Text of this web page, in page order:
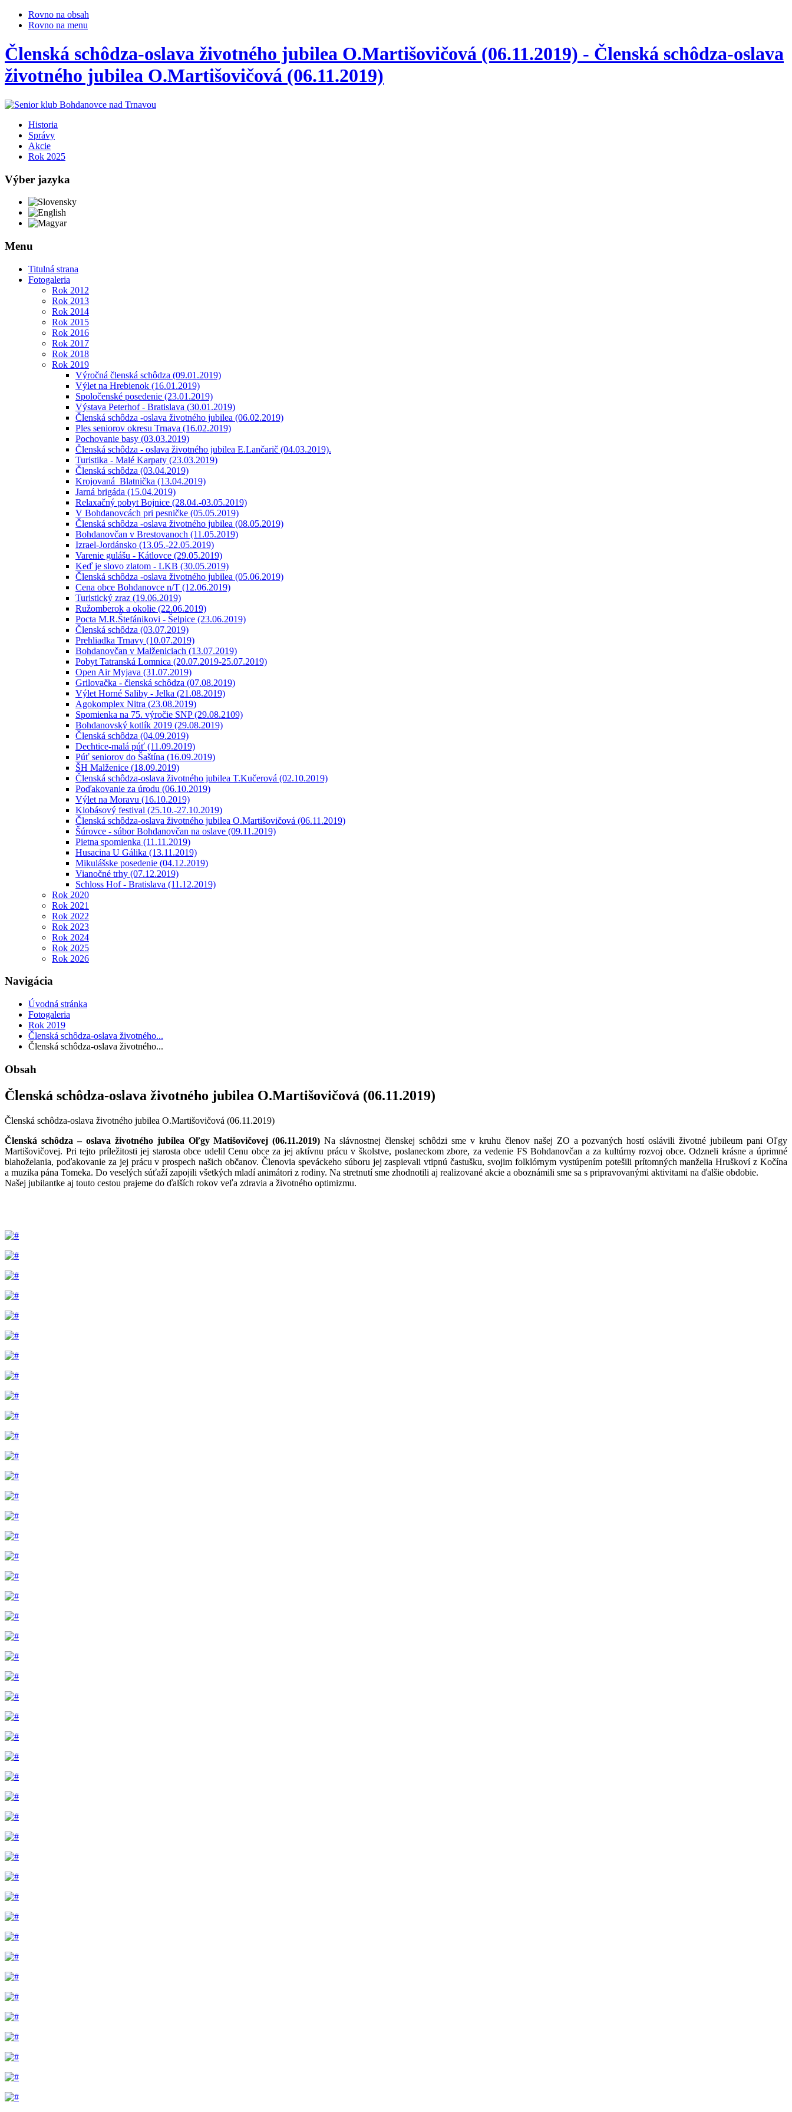
Rovno na obsah
Rovno na menu
Členská schôdza-oslava životného jubilea O.Martišovičová (06.11.2019) - Členská schôdza-oslava
životného jubilea O.Martišovičová (06.11.2019)
Historia
Správy
Akcie
Rok 2025
Výber jazyka
Slovensky
Magyar
Menu
Titulná strana
Fotogaleria
Rok 2012
Rok 2013
Rok 2014
Rok 2015
Rok 2016
Rok 2017
Rok 2018
Rok 2019
Výročná členská schôdza (09.01.2019)
Výlet na Hrebienok (16.01.2019)
Spoločenské posedenie (23.01.2019)
Výstava Peterhof - Bratislava (30.01.2019)
Členská schôdza -oslava životného jubilea (06.02.2019)
Ples seniorov okresu Trnava (16.02.2019)
Pochovanie basy (03.03.2019)
Členská schôdza - oslava životného jubilea E.Lančarič (04.03.2019).
Turistika - Malé Karpaty (23.03.2019)
Členská schôdza (03.04.2019)
Krojovaná_Blatnička (13.04.2019)
Jarná brigáda (15.04.2019)
Relaxačný pobyt Bojnice (28.04.-03.05.2019)
V Bohdanovcách pri pesničke (05.05.2019)
Členská schôdza -oslava životného jubilea (08.05.2019)
Bohdanovčan v Brestovanoch (11.05.2019)
Izrael-Jordánsko (13.05.-22.05.2019)
Varenie gulášu - Kátlovce (29.05.2019)
Keď je slovo zlatom - LKB (30.05.2019)
Členská schôdza -oslava životného jubilea (05.06.2019)
Cena obce Bohdanovce n/T (12.06.2019)
Turistický zraz (19.06.2019)
Ružomberok a okolie (22.06.2019)
Pocta M.R.Štefánikovi - Šelpice (23.06.2019)
Členská schôdza (03.07.2019)
Prehliadka Trnavy (10.07.2019)
Bohdanovčan v Malženiciach (13.07.2019)
Pobyt Tatranská Lomnica (20.07.2019-25.07.2019)
Open Air Myjava (31.07.2019)
Grilovačka - členská schôdza (07.08.2019)
Výlet Horné Saliby - Jelka (21.08.2019)
Agokomplex Nitra (23.08.2019)
Spomienka na 75. výročie SNP (29.08.2109)
Bohdanovský kotlík 2019 (29.08.2019)
Členská schôdza (04.09.2019)
Dechtice-malá púť (11.09.2019)
Púť seniorov do Šaštína (16.09.2019)
ŠH Malženice (18.09.2019)
Členská schôdza-oslava životného jubilea T.Kučerová (02.10.2019)
Poďakovanie za úrodu (06.10.2019)
Výlet na Moravu (16.10.2019)
Klobásový festival (25.10.-27.10.2019)
Členská schôdza-oslava životného jubilea O.Martišovičová (06.11.2019)
Šúrovce - súbor Bohdanovčan na oslave (09.11.2019)
Pietna spomienka (11.11.2019)
Husacina U Gálika (13.11.2019)
Mikulášske posedenie (04.12.2019)
Vianočné trhy (07.12.2019)
Schloss Hof - Bratislava (11.12.2019)
Rok 2020
Rok 2021
Rok 2022
Rok 2023
Rok 2024
Rok 2025
Rok 2026
Navigácia
Úvodná stránka
Fotogaleria
Rok 2019
Členská schôdza-oslava životného...
Členská schôdza-oslava životného...
Obsah
Členská schôdza-oslava životného jubilea O.Martišovičová (06.11.2019)
Členská schôdza-oslava životného jubilea O.Martišovičová (06.11.2019)
Členská schôdza – oslava životného jubilea Oľgy Matišovičovej (06.11.2019) Na slávnostnej členskej schôdzi sme v kruhu členov našej ZO a pozvaných hostí oslávili životné jubileum pani Oľgy
Martišovičovej. Pri tejto príležitosti jej starosta obce udelil Cenu obce za jej aktívnu prácu v školstve, poslaneckom zbore, za vedenie FS Bohdanovčan a za kultúrny rozvoj obce. Odzneli krásne a úprimné
blahoželania, poďakovanie za jej prácu v prospech našich občanov. Členovia speváckeho súboru jej zaspievali vtipnú častušku, svojim folklórnym vystúpením potešili prítomných manželia Hruškoví z Kočína
a muzika pána Tomeka. Do veselých súťaží zapojili všetkých mladí animátori z rodiny. Na stretnutí sme zhodnotili aj realizované akcie a oboznámili sme sa s pripravovanými aktivitami na ďalšie obdobie.
Našej jubilantke aj touto cestou prajeme do ďalších rokov veľa zdravia a životného optimizmu.